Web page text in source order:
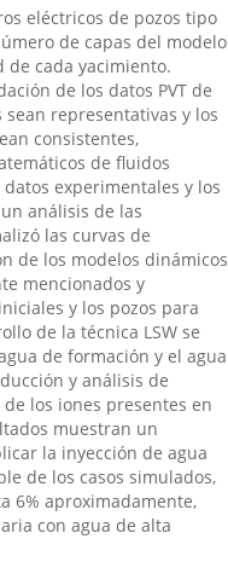
eléctricos de pozos tipo
de capas del modelo
de cada yacimiento.
de los datos PVT de
representativas y los
consistentes,
de fluidos
experimentales y los
análisis de las
las curvas de
de los modelos dinámicos
mencionados y
y los pozos para
de la técnica LSW se
de formación y el agua
y análisis de
los iones presentes en
muestran un
la inyección de agua
de los casos simulados,
6% aproximadamente,
con agua de alta